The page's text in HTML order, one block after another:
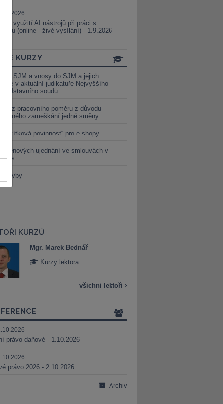
využití AI nástrojů při práci s
(online - živé vysílání) - 1.9.2026
KURZY
ze SJM a vnosy do SJM a jejich
v aktuální judikatuře Nejvyššího
a Ústavního soudu
z pracovního poměru z důvodu
zameškání jedné směny
„tlačítková povinnost“ pro e-shopy
cenových ujednání ve smlouvách v
stavby
KURZŮ
Mgr. Marek Bednář
Kurzy lektora
všichni lektoři
právo daňové - 1.10.2026
právo 2026 - 2.10.2026
Archiv